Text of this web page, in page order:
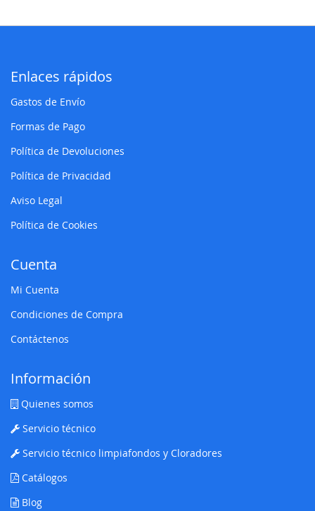
Enlaces rápidos
Gastos de Envío
Formas de Pago
Política de Devoluciones
Política de Privacidad
Aviso Legal
Política de Cookies
Cuenta
Mi Cuenta
Condiciones de Compra
Contáctenos
Información
Quienes somos
Servicio técnico
Servicio técnico limpiafondos y Cloradores
Catálogos
Blog